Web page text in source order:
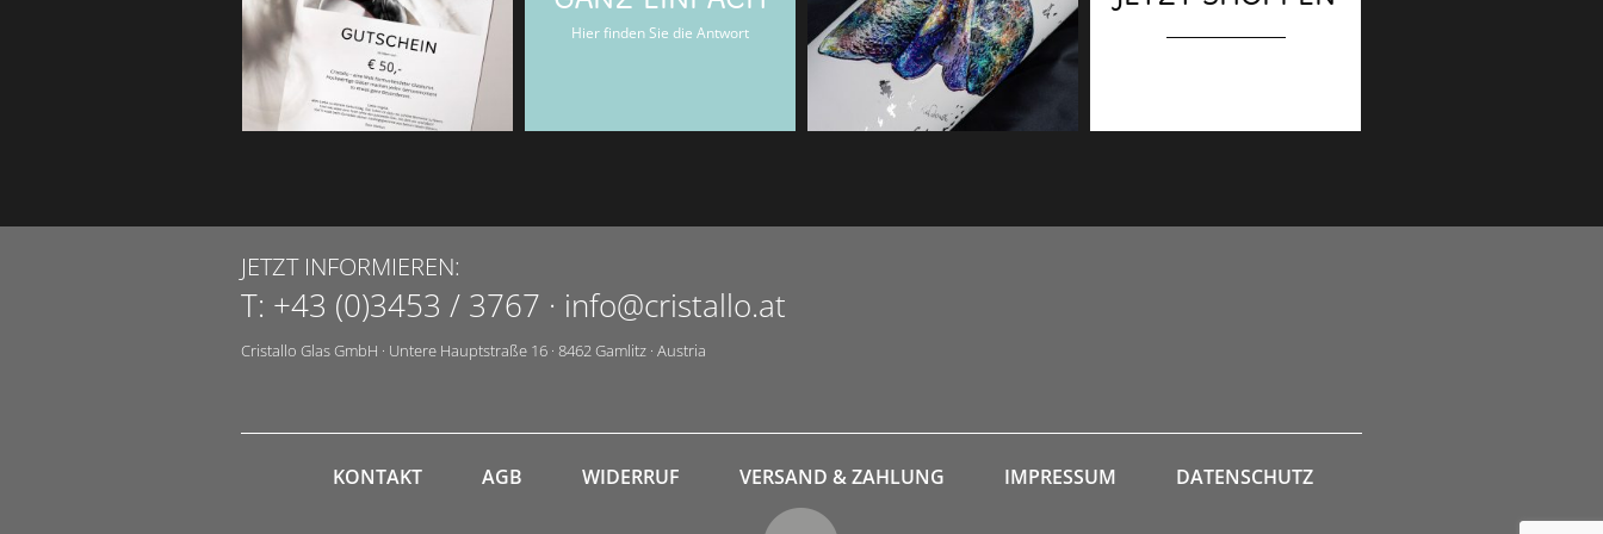
Cristallo-Gutscheinen.
Hier finden Sie die Antwort
JETZT INFORMIEREN:
T: +43 (0)3453 / 3767 · info@cristallo.at
Cristallo Glas GmbH · Untere Hauptstraße 16 · 8462Gamlitz · Austria
KONTAKT AGB WIDERRUF VERSAND & ZAHLUNG IMPRESSUM DATENSCHUTZ